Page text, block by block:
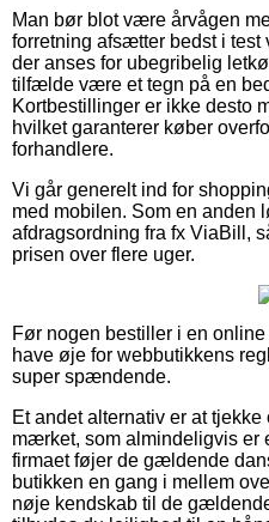
Man bør blot være årvågen
forretning afsætter bedst i test
der anses for ubegribelig
tilfælde være et tegn på en
Kortbestillinger er ikke desto
hvilket garanterer køber
forhandlere.
Vi går generelt ind for
med mobilen. Som en anden
afdragsordning fra fx ViaBill,
prisen over flere uger.
Før nogen bestiller i en
have øje for webbutikkens
super spændende.
Et andet alternativ er at
mærket, som almindeligvis er
firmaet føjer de gældende
butikken en gang i mellem
nøje kendskab til de